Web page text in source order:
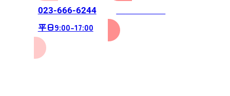
023-666-6244
平日9:00-17:00